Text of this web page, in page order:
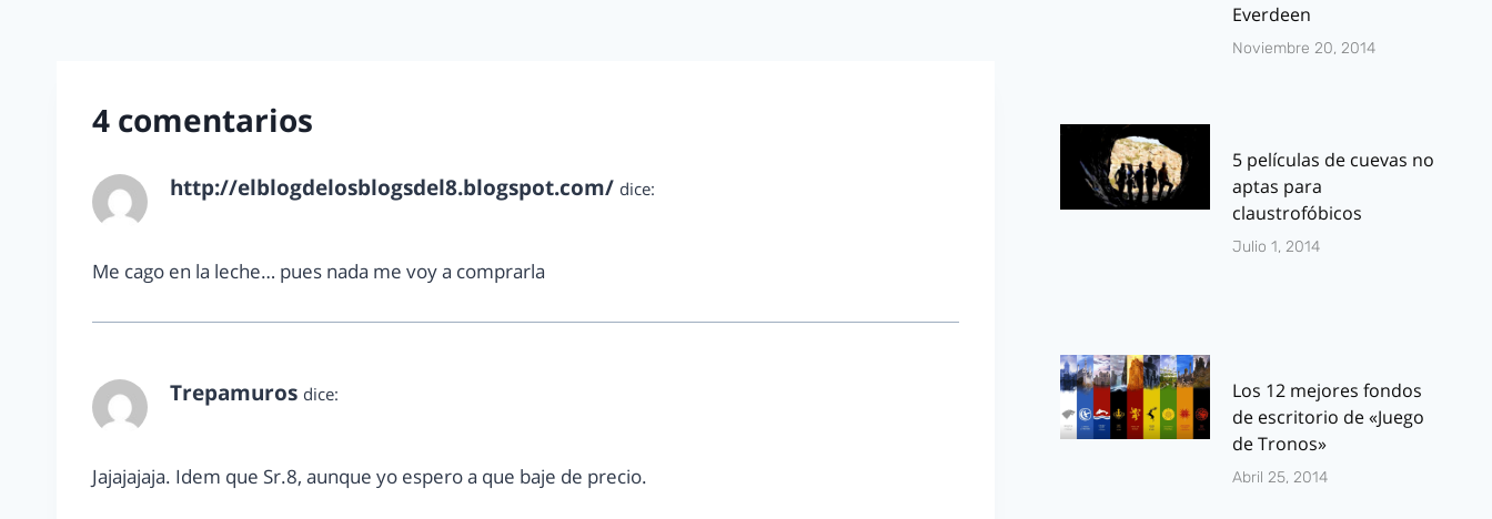
4 comentarios
http://elblogdelosblogsdel8.blogspot.com/ dice:
Me cago en la leche… pues nada me voy a comprarla
Trepamuros dice:
Jajajajaja. Idem que Sr.8, aunque yo espero a que baje de precio.
Everdeen
Noviembre 20, 2014
5 películas de cuevas no
aptas para
claustrofóbicos
Julio 1, 2014
Los 12 mejores fondos
de escritorio de «Juego
de Tronos»
Abril 25, 2014